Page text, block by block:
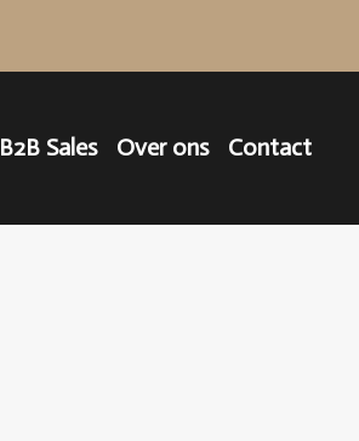
B2B Sales Over ons Contact